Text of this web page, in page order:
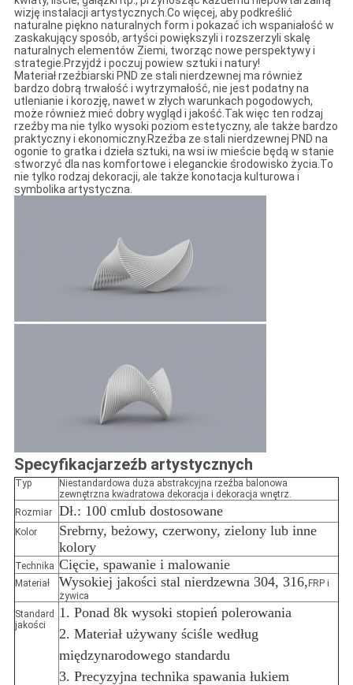
wizję instalacji artystycznych.Co więcej, aby podkreślić
naturalne piękno naturalnych form i pokazać ich wspaniałość w
zaskakujący sposób, artyści powiększyli i rozszerzyli skalę
naturalnych elementów Ziemi, tworząc nowe perspektywy i
strategie.Przyjdź i poczuj powiew sztuki i natury!
Materiał rzeźbiarski PND ze stali nierdzewnej ma również
bardzo dobrą trwałość i wytrzymałość, nie jest podatny na
utlenianie i korozję, nawet w złych warunkach pogodowych,
może również mieć dobry wygląd i jakość.Tak więc ten rodzaj
rzeźby ma nie tylko wysoki poziom estetyczny, ale także bardzo
praktyczny i ekonomiczny.Rzeźba ze stali nierdzewnej PND na
ogonie to gratka i dzieła sztuki, na wsi iw mieście będą w stanie
stworzyć dla nas komfortowe i eleganckie środowisko życia.To
nie tylko rodzaj dekoracji, ale także konotacja kulturowa i
symbolika artystyczna.
Specyfikacjarzeźb artystycznych
Typ
Niestandardowa duża abstrakcyjna rzeźba balonowa
zewnętrzna kwadratowa dekoracja i dekoracja wnętrz.
Rozmiar
Dł.: 100 cmlub dostosowane
Kolor
Srebrny, beżowy, czerwony, zielony lub inne
kolory
Technika Cięcie, spawanie i malowanie
Materiał Wysokiej jakości stal nierdzewna 304, 316, FRP i
żywica
Standard
jakości
1. Ponad 8k wysoki stopień polerowania
2. Materiał używany ściśle według
międzynarodowego standardu
3. Precyzyjna technika spawania łukiem